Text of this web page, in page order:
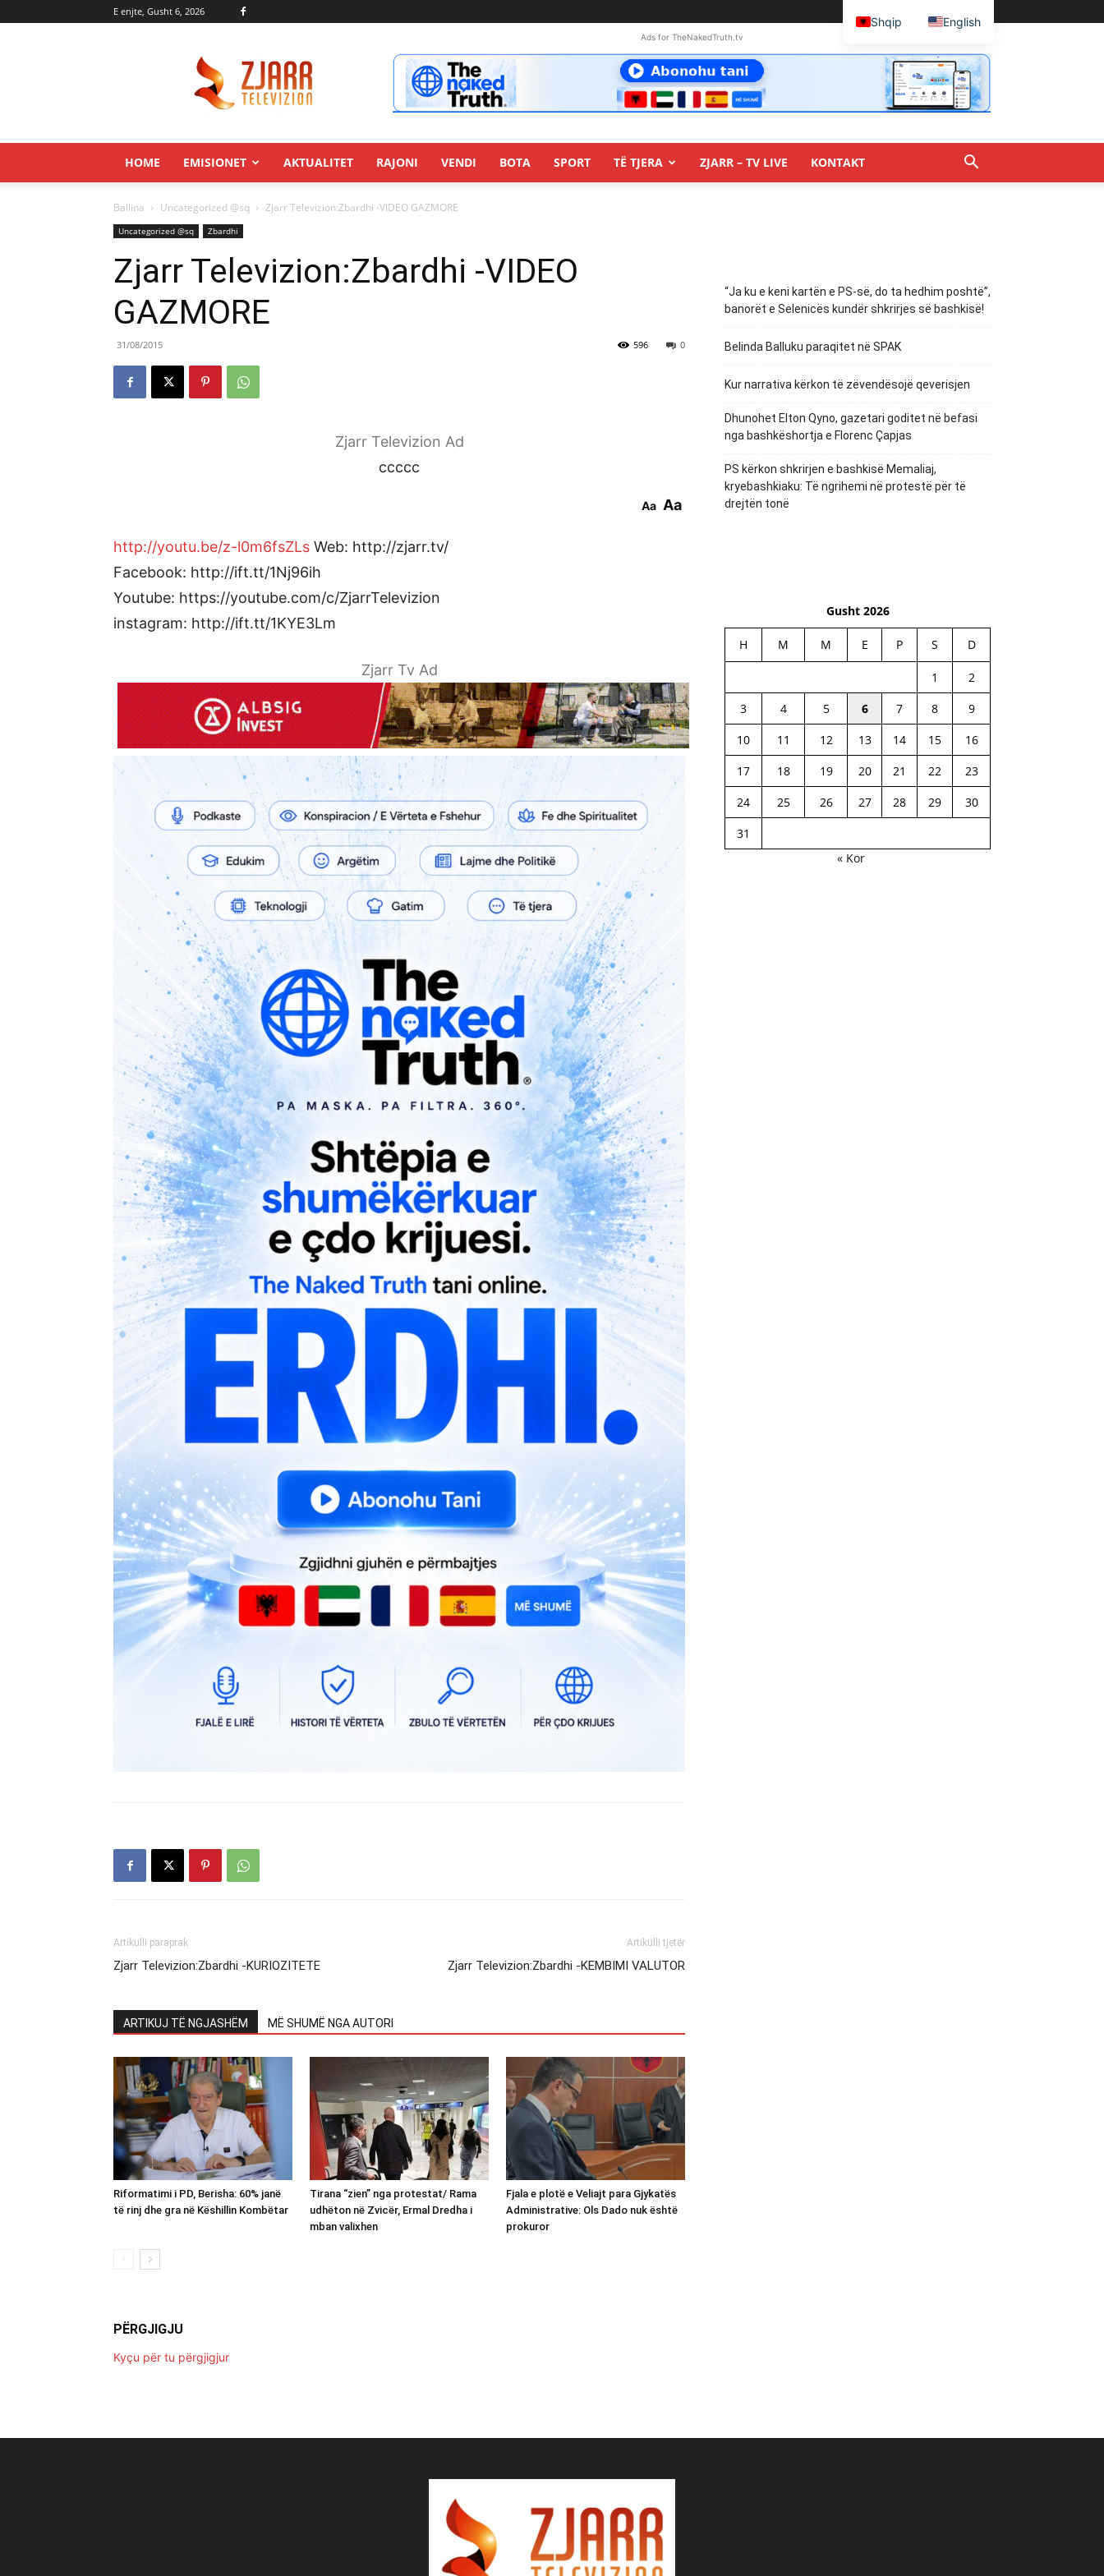
E enjte, Gusht 6, 2026
Ads for TheNakedTruth.tv
HOME EMISIONET AKTUALITET RAJONI VENDI BOTA SPORT TË TJERA ZJARR – TV LIVE KONTAKT
Ballina Uncategorized @sq Zjarr Televizion:Zbardhi -VIDEO GAZMORE
Uncategorized @sq Zbardhi
Zjarr Televizion:Zbardhi -VIDEO
GAZMORE
31/08/2015 0
596
Zjarr Televizion Ad
ccccc
Aa Aa
http://youtu.be/z-l0m6fsZLs Web: http://zjarr.tv/
Facebook: http://ift.tt/1Nj96ih
Youtube: https://youtube.com/c/ZjarrTelevizion
instagram: http://ift.tt/1KYE3Lm
Zjarr Tv Ad
Artikulli paraprak
Zjarr Televizion:Zbardhi -KURIOZITETE
Artikulli tjetër
Zjarr Televizion:Zbardhi -KEMBIMI VALUTOR
ARTIKUJ TË NGJASHËM MË SHUMË NGA AUTORI
Riformatimi i PD, Berisha: 60% janë
të rinj dhe gra në Këshillin Kombëtar
Tirana “zien” nga protestat/ Rama
udhëton në Zvicër, Ermal Dredha i
mban valixhen
Fjala e plotë e Veliajt para Gjykatës
Administrative: Ols Dado nuk është
prokuror
PËRGJIGJU
Kyçu për tu përgjigjur
“Ja ku e keni kartën e PS-së, do ta hedhim poshtë”,
banorët e Selenicës kundër shkrirjes së bashkisë!
Belinda Balluku paraqitet në SPAK
Kur narrativa kërkon të zëvendësojë qeverisjen
Dhunohet Elton Qyno, gazetari goditet në befasi
nga bashkëshortja e Florenc Çapjas
PS kërkon shkrirjen e bashkisë Memaliaj,
kryebashkiaku: Të ngrihemi në protestë për të
drejtën tonë
Gusht 2026
H M M E P S D
1
2
3
4 5 6 7 8
9
10
11 12 13 14 15
16
17
18 19 20 21 22
23
24
25 26 27 28 29
30
31
« Kor
Shqip English